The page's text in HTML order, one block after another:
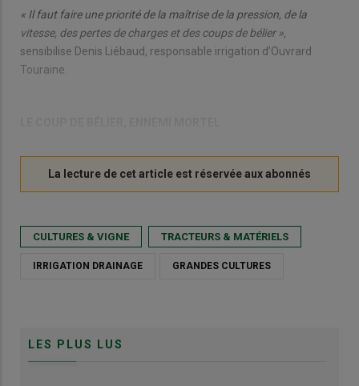
« Il faut faire une priorité de la maîtrise de la pression, de la
vitesse, des pertes de charges et des coups de bélier »,
sensibilise Denis Liébaud, responsable irrigation d’Ouvrard
Touraine.
CULTURES & VIGNE TRACTEURS & MATÉRIELS
IRRIGATION DRAINAGE GRANDES CULTURES
LES PLUS LUS